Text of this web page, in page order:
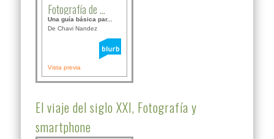
Fotografía de ...
Una guía básica par...
De Chavi Nandez
Vista previa
El viaje del siglo XXI, Fotografía y
smartphone